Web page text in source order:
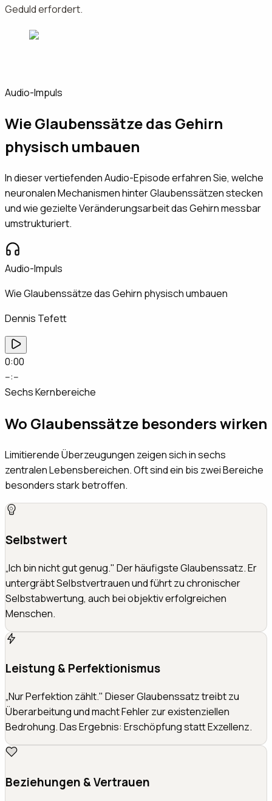
Geduld erfordert.
Audio-Impuls
Wie Glaubenssätze das Gehirn
physisch umbauen
In dieser vertiefenden Audio-Episode erfahren Sie, welche
neuronalen Mechanismen hinter Glaubenssätzen stecken
und wie gezielte Veränderungsarbeit das Gehirn messbar
umstrukturiert.
Audio-Impuls
Wie Glaubenssätze das Gehirn physisch umbauen
Dennis Tefett
0:00
--:--
Sechs Kernbereiche
Wo Glaubenssätze besonders wirken
Limitierende Überzeugungen zeigen sich in sechs
zentralen Lebensbereichen. Oft sind ein bis zwei Bereiche
besonders stark betroffen.
Selbstwert
„Ich bin nicht gut genug." Der häufigste Glaubenssatz. Er
untergräbt Selbstvertrauen und führt zu chronischer
Selbstabwertung, auch bei objektiv erfolgreichen
Menschen.
Leistung & Perfektionismus
„Nur Perfektion zählt." Dieser Glaubenssatz treibt zu
Überarbeitung und macht Fehler zur existenziellen
Bedrohung. Das Ergebnis: Erschöpfung statt Exzellenz.
Beziehungen & Vertrauen